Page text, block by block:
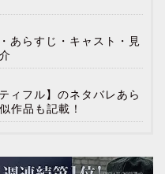
あらすじ・キャスト・見
ィフル】のネタバレあら
作品も記載！